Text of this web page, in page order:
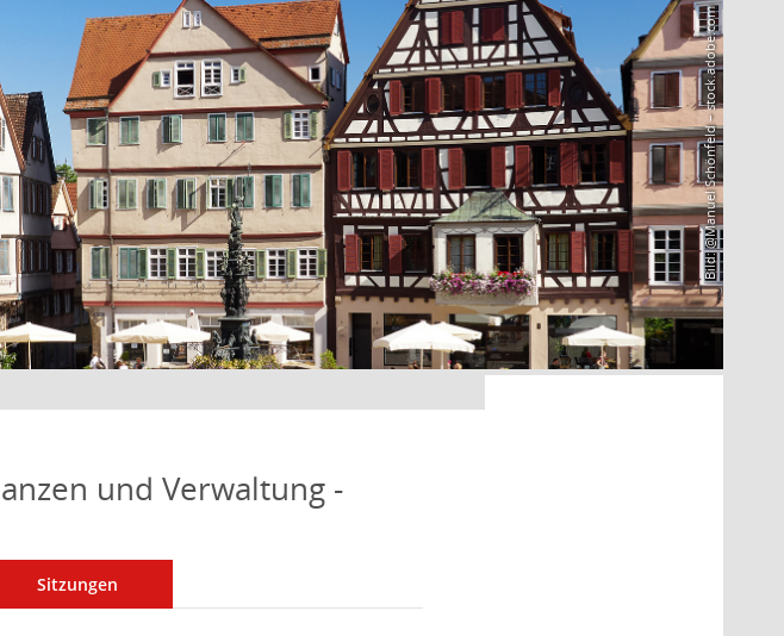
Bild: @Manuel Schönfeld – stock.adobe.com
und Verwaltung -
Sitzungen